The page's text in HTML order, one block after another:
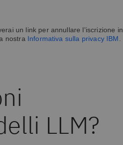
un link per annullare l'iscrizione in
nostra Informativa sulla privacy IBM.
LLM?